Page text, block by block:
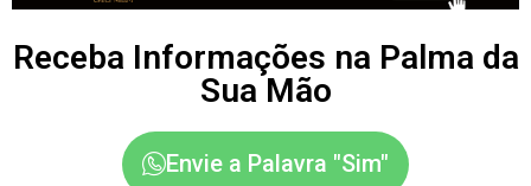
Receba Informações na Palma da
Sua Mão
Envie a Palavra "Sim"